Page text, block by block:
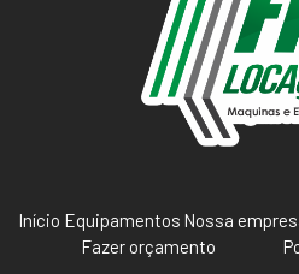
Início Equipamentos Nossa
Fazer orçamento